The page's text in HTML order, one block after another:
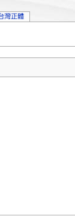
灣正體